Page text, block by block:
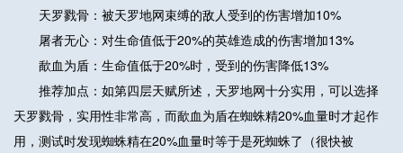
天罗戮骨：被天罗地网束缚的敌人受到的伤害增加10%
屠者无心：对生命值低于20%的英雄造成的伤害增加13%
歃血为盾：生命值低于20%时，受到的伤害降低13%
推荐加点：如第四层天赋所述，天罗地网十分实用，可以选择
天罗戮骨，实用性非常高，而歃血为盾在蜘蛛精20%血量时才起作
用，测试时发现蜘蛛精在20%血量时等于是死蜘蛛了（很快被